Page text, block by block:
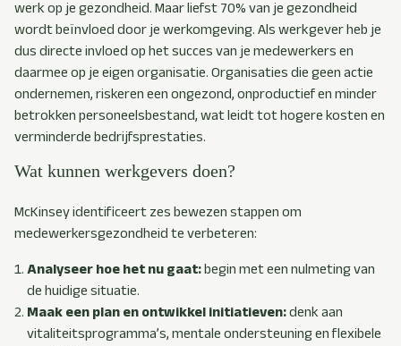
werk op je gezondheid. Maar liefst 70% van je gezondheid
wordt beïnvloed door je werkomgeving. Als werkgever heb je
dus directe invloed op het succes van je medewerkers en
daarmee op je eigen organisatie. Organisaties die geen actie
ondernemen, riskeren een ongezond, onproductief en minder
betrokken personeelsbestand, wat leidt tot hogere kosten en
verminderde bedrijfsprestaties.
Wat kunnen werkgevers doen?
McKinsey identificeert zes bewezen stappen om
medewerkersgezondheid te verbeteren:
Analyseer hoe het nu gaat: begin met een nulmeting van
de huidige situatie.
Maak een plan en ontwikkel initiatieven:denk aan
vitaliteitsprogramma’s, mentale ondersteuning en flexibele